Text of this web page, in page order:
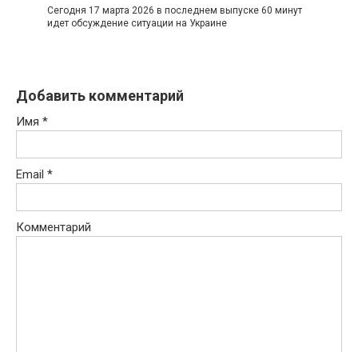
Сегодня 17 марта 2026 в последнем выпуске 60 минут
идет обсуждение ситуации на Украине
Добавить комментарий
Имя *
Email *
Комментарий